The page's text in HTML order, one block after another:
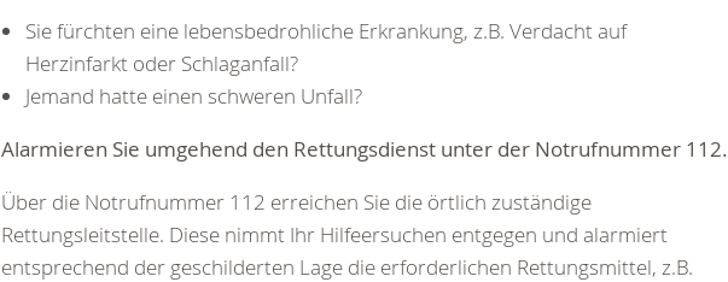
Sie fürchten eine lebensbedrohliche Erkrankung, z.B. Verdacht auf
Herzinfarkt oder Schlaganfall?
Jemand hatte einen schweren Unfall?
Alarmieren Sie umgehend den Rettungsdienst unter der Notrufnummer 112.
Über die Notrufnummer 112 erreichen Sie die örtlich zuständige
Rettungsleitstelle. Diese nimmt Ihr Hilfeersuchen entgegen und alarmiert
entsprechend der geschilderten Lage die erforderlichen Rettungsmittel, z.B.